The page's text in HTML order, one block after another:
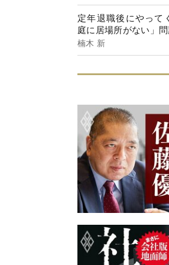
定年退職後にやって
庭に居場所がない」
楠木 新